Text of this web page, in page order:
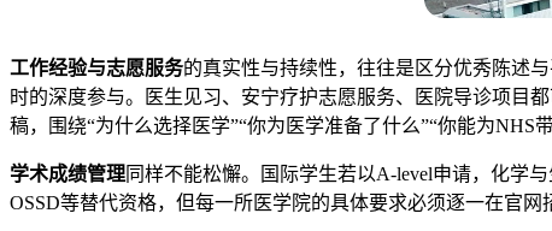
工作经验与志愿服务的真实性与持续性，往往是区分优秀陈述
时的深度参与。医生见习、安宁疗护志愿服务、医院导诊项
稿，围绕“为什么选择医学”“你为医学准备了什么”“你能为
学术成绩管理同样不能松懈。国际学生若以A-level申请，化学
OSSD等替代资格，但每一所医学院的具体要求必须逐一在官网